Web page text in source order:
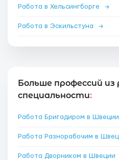
Работа в Хельсингборге →
Работа в Эскильстуна →
Больше профессий из
специальности:
Работа Бригадиром в Швеции
Работа Разнорабочим в
Работа Дворником в Швеции